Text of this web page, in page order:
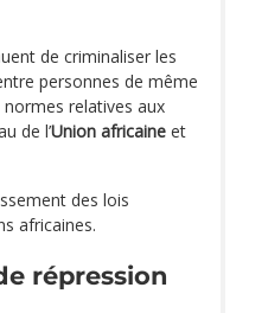
de criminaliser les
personnes de même
relatives aux
de l’Union africaine et
des lois
africaines.
répression